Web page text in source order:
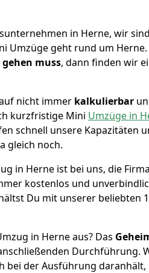
in Herne, wir
Umzüge geht rund um
muss, dann finden wir
nicht immer kalkulierbar
kurzfristige Mini Umzüge in
schnell unsere Kapazitäten
gleich noch.
in Herne ist bei uns, die Firma
kostenlos und
Du mit unserer beliebten
in Herne aus? Das
Durchführung.
bei der Ausführung